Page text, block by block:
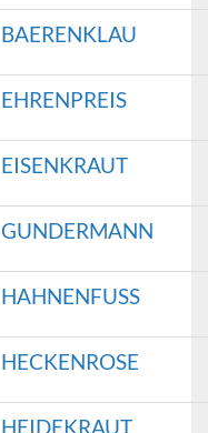
BAERENKLAU
EHRENPREIS
EISENKRAUT
GUNDERMANN
HAHNENFUSS
HECKENROSE
HEIDEKRAUT